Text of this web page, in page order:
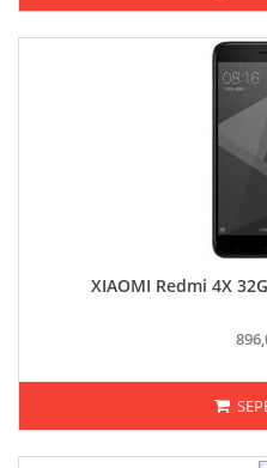
XIAOMI Redmi 4X